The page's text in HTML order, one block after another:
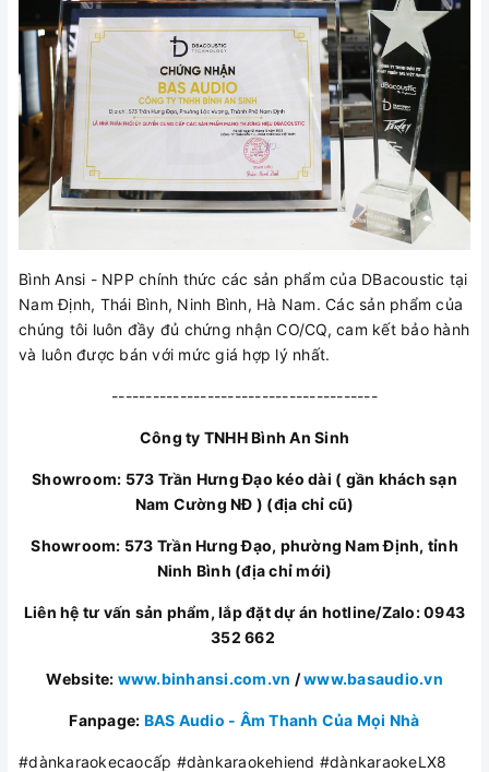
Bình Ansi - NPP chính thức các sản phẩm của DBacoustic tại
Nam Định, Thái Bình, Ninh Bình, Hà Nam. Các sản phẩm của
chúng tôi luôn đầy đủ chứng nhận CO/CQ, cam kết bảo hành
và luôn được bán với mức giá hợp lý nhất.
---------------------------------------
Công ty TNHH Bình An Sinh
Showroom: 573 Trần Hưng Đạo kéo dài ( gần khách sạn
Nam Cường NĐ ) (địa chỉ cũ)
Showroom: 573 Trần Hưng Đạo, phường Nam Định, tỉnh
Ninh Bình (địa chỉ mới)
Liên hệ tư vấn sản phẩm, lắp đặt dự án hotline/Zalo: 0943
352 662
Website: www.binhansi.com.vn /www.basaudio.vn
Fanpage: BAS Audio - Âm Thanh Của Mọi Nhà
#dànkaraokecaocấp #dànkaraokehiend #dànkaraokeLX8